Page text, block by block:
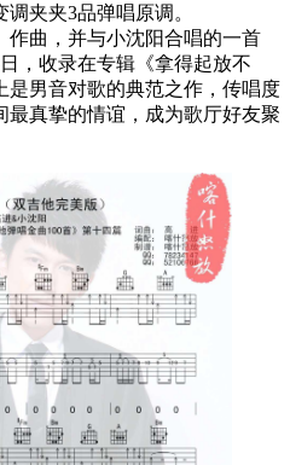
夹夹3品弹唱原调。
作曲，并与小沈阳合唱的一首
，收录在专辑《拿得起放不
是男音对歌的典范之作，传唱度
真挚的情谊，成为歌厅好友聚